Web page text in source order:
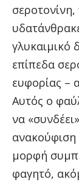
γλυκαιμικό
επίπεδα
ευφορίας –
Αυτός ο
να
μορφή
φαγητό,